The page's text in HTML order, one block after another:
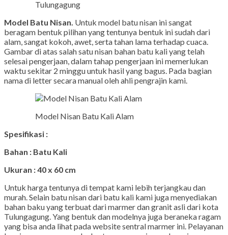
Tulungagung
Model Batu Nisan. Untuk model batu nisan ini sangat
beragam bentuk pilihan yang tentunya bentuk ini sudah dari
alam, sangat kokoh, awet, serta tahan lama terhadap cuaca.
Gambar di atas salah satu nisan bahan batu kali yang telah
selesai pengerjaan, dalam tahap pengerjaan ini memerlukan
waktu sekitar 2 minggu untuk hasil yang bagus. Pada bagian
nama di letter secara manual oleh ahli pengrajin kami.
Model Nisan Batu Kali Alam
Spesifikasi :
Bahan : Batu Kali
Ukuran : 40 x 60 cm
Untuk harga tentunya di tempat kami lebih terjangkau dan
murah. Selain batu nisan dari batu kali kami juga menyediakan
bahan baku yang terbuat dari marmer dan granit asli dari kota
Tulungagung. Yang bentuk dan modelnya juga beraneka ragam
yang bisa anda lihat pada website sentral marmer ini. Pelayanan